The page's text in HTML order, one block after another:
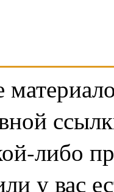
либо
у вас